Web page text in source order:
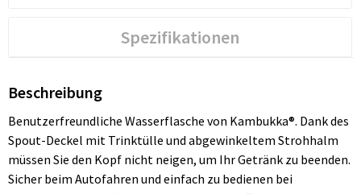
Spezifikationen
Beschreibung
Benutzerfreundliche Wasserflasche von Kambukka®. Dank des
Spout-Deckel mit Trinktülle und abgewinkeltem Strohhalm
müssen Sie den Kopf nicht neigen, um Ihr Getränk zu beenden.
Sicher beim Autofahren und einfach zu bedienen bei